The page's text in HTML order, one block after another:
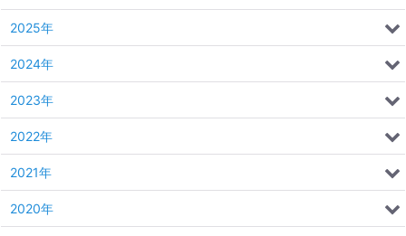
2025年
2024年
2023年
2022年
2021年
2020年